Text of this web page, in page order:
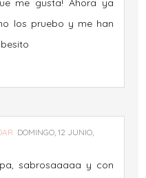
me gusta! Ahora ya
los pruebo y me han
DOMINGO, 12 JUNIO,
sabrosaaaaa y con